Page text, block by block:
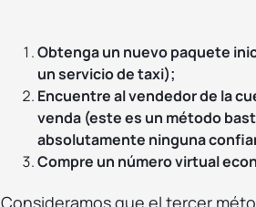
Obtenga un nuevo paquete
un servicio de taxi);
Encuentre al vendedor de la
venda (este es un método
absolutamente ninguna
Compre un número virtual
Consideramos que el tercer